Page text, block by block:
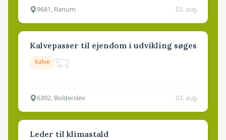
9681, Ranum 03. aug.
Kalvepasser til ejendom i udvikling søges
Kalve
6392, Bolderslev 03. aug.
Leder til klimastald